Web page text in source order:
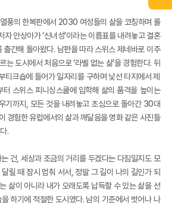
풍의 한복판에서 2030 여성들의 삶을 코칭하며 롤
자 안상아가 ‘신녀성’이라는 이름표를 내려놓고 결혼
출간해 돌아왔다. 남편을 따라 스위스 제네바로 이주
는 도시에서 처음으로 ‘라벨 없는 삶’을 경험한다. 뒤
티크숍에 들어가 일자리를 구하며 낯선 타지에서 제
터 스위스 피니싱스쿨에 입학해 삶의 품격을 높이는
기까지, 모든 것을 내려놓고 초심으로 돌아간 30대
경험한 유럽에서의 삶과 깨달음을 명화 같은 사진들
.
건, 세상과 조금의 거리를 두겠다는 다짐일지도 모
릴 때 잠시 멈춰 서서, 정말 그 길이 나의 길인가 되
삶이 아니라 내가 오래도록 납득할 수 있는 삶을 선
하기에 적절한 도시였다. 남의 기준에서 벗어나 나